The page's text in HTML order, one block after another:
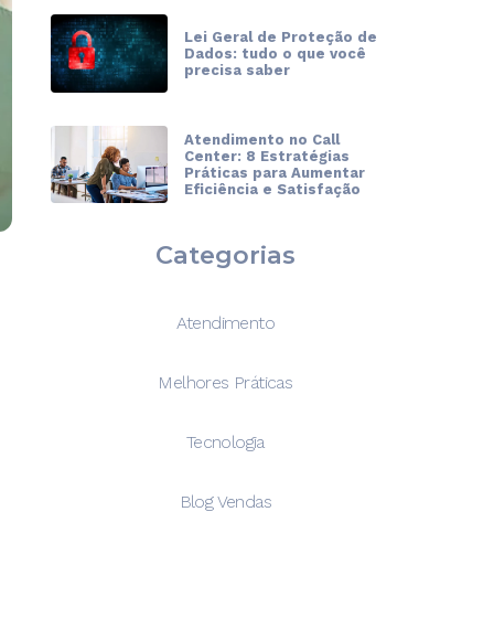
Lei Geral de Proteção de
Dados: tudo o que você
precisa saber
Atendimento no Call
Center: 8 Estratégias
Práticas para Aumentar
Eficiência e Satisfação
Categorias
Atendimento
Melhores Práticas
Tecnologia
Blog Vendas